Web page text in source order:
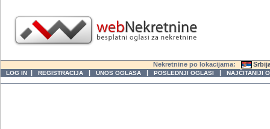
Nekretnine po lokacijama:
LOG IN | REGISTRACIJA | UNOS OGLASA | POSLEDNJI OGLASI | NAJČITANIJI